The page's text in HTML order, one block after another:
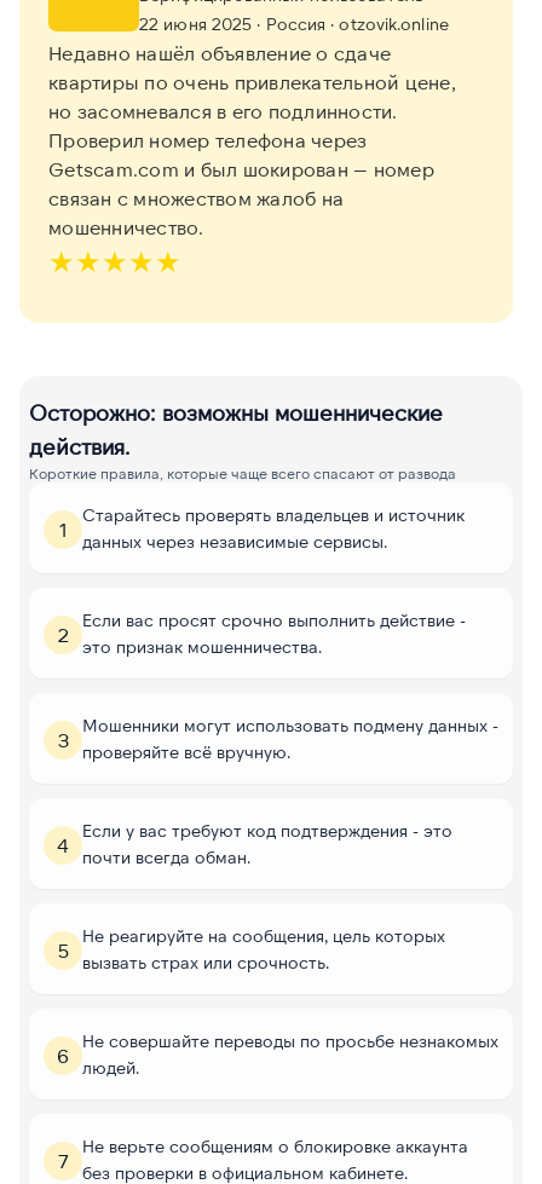
22 июня 2025 · Россия · otzovik.online
Недавно нашёл объявление о сдаче
квартиры по очень привлекательной цене,
но засомневался в его подлинности.
Проверил номер телефона через
Getscam.com и был шокирован — номер
связан с множеством жалоб на
мошенничество.
★★★★★
Осторожно: возможны мошеннические
действия.
Короткие правила, которые чаще всего спасают от развода
1
Старайтесь проверять владельцев и источник
данных через независимые сервисы.
2
Если вас просят срочно выполнить действие -
это признак мошенничества.
3
Мошенники могут использовать подмену данных -
проверяйте всё вручную.
4
Если у вас требуют код подтверждения - это
почти всегда обман.
5
Не реагируйте на сообщения, цель которых
вызвать страх или срочность.
6
Не совершайте переводы по просьбе незнакомых
людей.
7
Не верьте сообщениям о блокировке аккаунта
без проверки в официальном кабинете.